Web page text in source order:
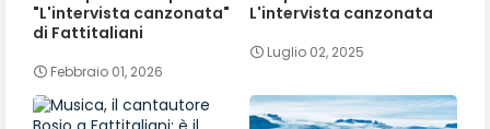
"L'intervista canzonata"
di Fattitaliani
Febbraio 01, 2026
L'intervista canzonata
Luglio 02, 2025